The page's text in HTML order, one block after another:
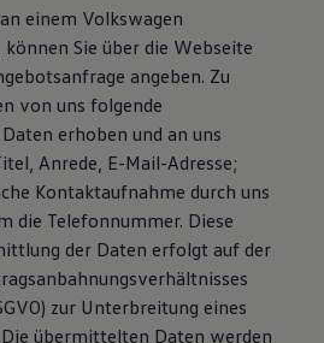
einem Volkswagen
Sie über die Webseite
angeben. Zu
von uns folgende
erhoben und an uns
Anrede, E-Mail-Adresse;
Kontaktaufnahme durch uns
die Telefonnummer. Diese
der Daten erfolgt auf der
zur Unterbreitung eines
übermittelten Daten werden